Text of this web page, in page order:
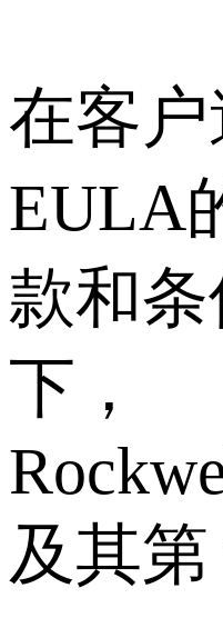
在客
EULA
款和
下，
及其第